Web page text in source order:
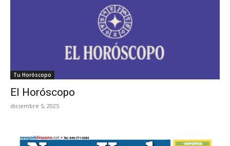
Tu Horóscopo
El Horóscopo
diciembre 5, 2025